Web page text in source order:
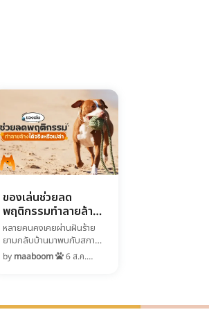
ของเล่นช่วยลด
พฤติกรรมทำลายล้าง
ได้จริงหรือเปล่า
หลายคนคงเคยผ่านฝันร้าย
ยามกลับบ้านมาพบกับสภาพ
ขาโต๊ะพังยับ ขอบโซฟาหลุดลุ่ย
ขยะกระจัดกระจาย หรือรองเท้า
เล่น จะช่วยลดพฤติกรรม
by maaboom
6 ส.ค.